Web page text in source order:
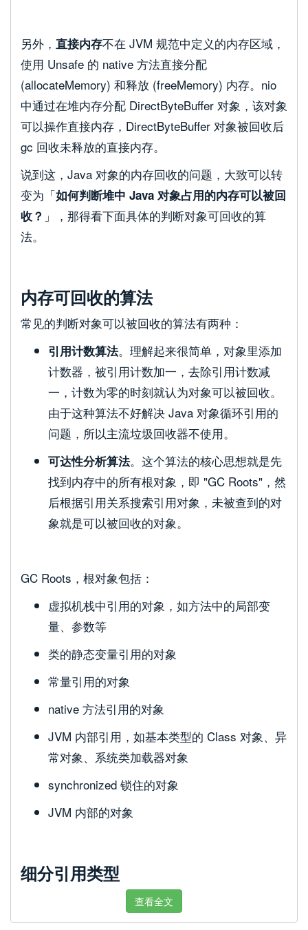
另外， 直接内存不在 JVM 规范中定义的内存区域，
使用 Unsafe 的 native 方法直接分配
(allocateMemory) 和释放 (freeMemory) 内存。nio
中通过在堆内存分配 DirectByteBuffer 对象，该对象
可以操作直接内存，DirectByteBuffer 对象被回收后
gc 回收未释放的直接内存。
说到这，Java 对象的内存回收的问题，大致可以转
变为「如何判断堆中 Java 对象占用的内存可以被回
收？ 」，那得看下面具体的判断对象可回收的算
法。
内存可回收的算法
常见的判断对象可以被回收的算法有两种：
引用计数算法。理解起来很简单，对象里添加
计数器，被引用计数加一，去除引用计数减
一，计数为零的时刻就认为对象可以被回收。
由于这种算法不好解决 Java 对象循环引用的
问题，所以主流垃圾回收器不使用。
可达性分析算法。这个算法的核心思想就是先
找到内存中的所有根对象，即 "GC Roots"，然
后根据引用关系搜索引用对象，未被查到的对
象就是可以被回收的对象。
GC Roots，根对象包括：
虚拟机栈中引用的对象，如方法中的局部变
量、参数等
类的静态变量引用的对象
常量引用的对象
native 方法引用的对象
JVM 内部引用，如基本类型的 Class 对象、异
常对象、系统类加载器对象
synchronized 锁住的对象
JVM 内部的对象
细分引用类型
查看全文